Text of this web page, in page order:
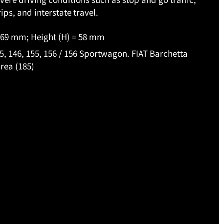
and interstate travel.
mm; Height (H) = 58 mm
146, 155, 156 / 156 Sportwagon. FIAT Barchetta
(185)